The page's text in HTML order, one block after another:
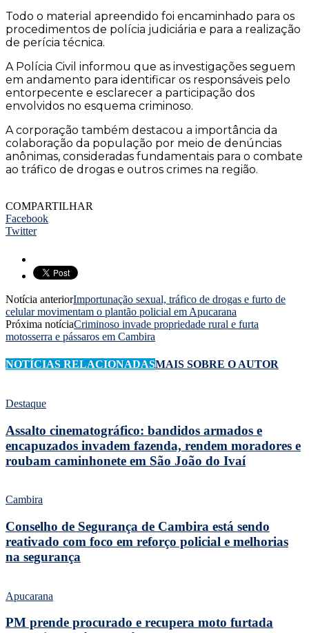
Todo o material apreendido foi encaminhado para os
procedimentos de polícia judiciária e para a realização
de perícia técnica.
A Polícia Civil informou que as investigações seguem
em andamento para identificar os responsáveis pelo
entorpecente e esclarecer a participação dos
envolvidos no esquema criminoso.
A corporação também destacou a importância da
colaboração da população por meio de denúncias
anônimas, consideradas fundamentais para o combate
ao tráfico de drogas e outros crimes na região.
COMPARTILHAR
Facebook
Twitter
Notícia anteriorImportunação sexual, tráfico de drogas e furto de
celular movimentam o plantão policial em Apucarana
Próxima notíciaCriminoso invade propriedade rural e furta
motosserra e pássaros em Cambira
NOTÍCIAS RELACIONADASMAIS SOBRE O AUTOR
Destaque
Assalto cinematográfico: bandidos armados e
encapuzados invadem fazenda, rendem moradores e
roubam caminhonete em São João do Ivaí
Cambira
Conselho de Segurança de Cambira está sendo
reativado com foco em reforço policial e melhorias
na segurança
Apucarana
PM prende procurado e recupera moto furtada